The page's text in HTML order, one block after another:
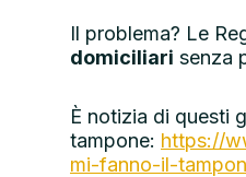
Il problema? Le
domiciliari senza
È notizia di questi
tampone: https://
mi-fanno-il-